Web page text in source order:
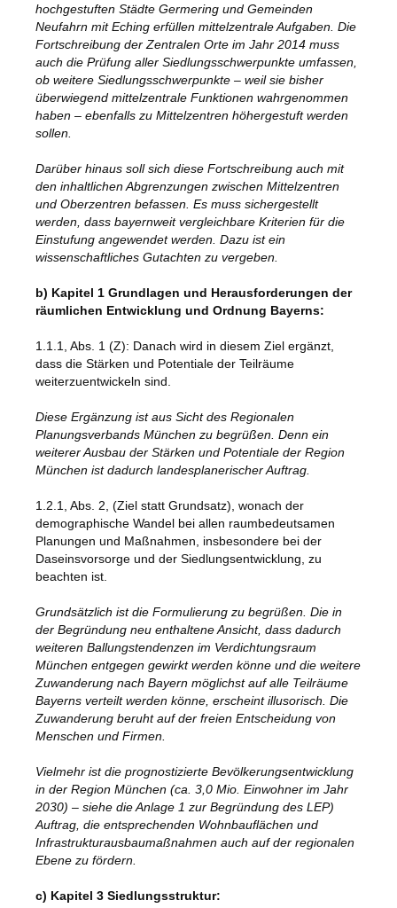
hochgestuften Städte Germering und Gemeinden
Neufahrn mit Eching erfüllen mittelzentrale Aufgaben. Die
Fortschreibung der Zentralen Orte im Jahr 2014 muss
auch die Prüfung aller Siedlungsschwerpunkte umfassen,
ob weitere Siedlungsschwerpunkte – weil sie bisher
überwiegend mittelzentrale Funktionen wahrgenommen
haben – ebenfalls zu Mittelzentren höhergestuft werden
sollen.
Darüber hinaus soll sich diese Fortschreibung auch mit
den inhaltlichen Abgrenzungen zwischen Mittelzentren
und Oberzentren befassen. Es muss sichergestellt
werden, dass bayernweit vergleichbare Kriterien für die
Einstufung angewendet werden. Dazu ist ein
wissenschaftliches Gutachten zu vergeben.
b) Kapitel 1 Grundlagen und Herausforderungen der
räumlichen Entwicklung und Ordnung Bayerns:
1.1.1, Abs. 1 (Z): Danach wird in diesem Ziel ergänzt,
dass die Stärken und Potentiale der Teilräume
weiterzuentwickeln sind.
Diese Ergänzung ist aus Sicht des Regionalen
Planungsverbands München zu begrüßen. Denn ein
weiterer Ausbau der Stärken und Potentiale der Region
München ist dadurch landesplanerischer Auftrag.
1.2.1, Abs. 2, (Ziel statt Grundsatz), wonach der
demographische Wandel bei allen raumbedeutsamen
Planungen und Maßnahmen, insbesondere bei der
Daseinsvorsorge und der Siedlungsentwicklung, zu
beachten ist.
Grundsätzlich ist die Formulierung zu begrüßen. Die in
der Begründung neu enthaltene Ansicht, dass dadurch
weiteren Ballungstendenzen im Verdichtungsraum
München entgegen gewirkt werden könne und die weitere
Zuwanderung nach Bayern möglichst auf alle Teilräume
Bayerns verteilt werden könne, erscheint illusorisch. Die
Zuwanderung beruht auf der freien Entscheidung von
Menschen und Firmen.
Vielmehr ist die prognostizierte Bevölkerungsentwicklung
in der Region München (ca. 3,0 Mio. Einwohner im Jahr
2030) – siehe die Anlage 1 zur Begründung des LEP)
Auftrag, die entsprechenden Wohnbauflächen und
Infrastrukturausbaumaßnahmen auch auf der regionalen
Ebene zu fördern.
c) Kapitel 3 Siedlungsstruktur: